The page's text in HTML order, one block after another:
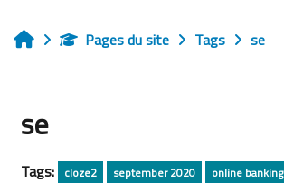
AccueilPages du site Tags se
se
Tags: cloze2 september 2020 online banking